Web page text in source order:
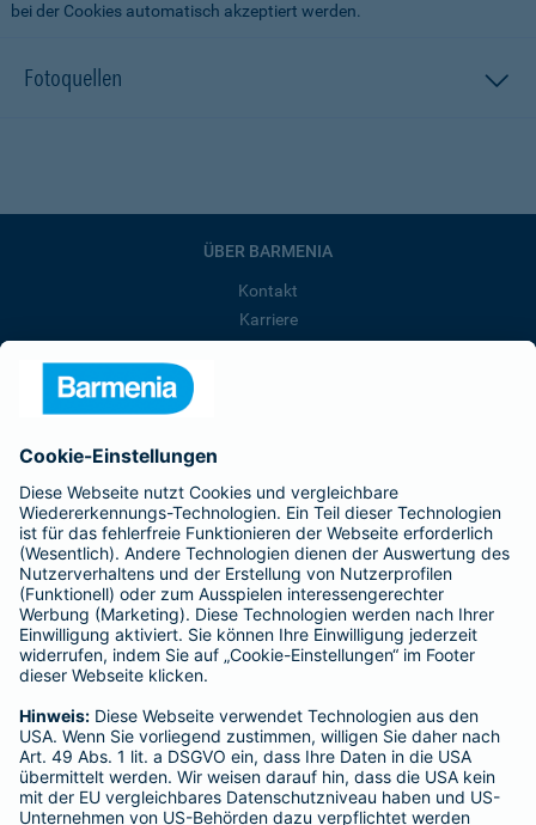
bei der Cookies automatisch akzeptiert werden.
Fotoquellen
ÜBER BARMENIA
Kontakt
Karriere
Barmenia ist Teil der BarmeniaGothaer
BELIEBTE SEITEN
Kranken-Zusatzversicherung
Tierversicherungen
Haftpflichtversicherung
Hausratversicherung
Adresse ändern
Schaden melden
Kilometerstandsmeldung
Serviceübersicht